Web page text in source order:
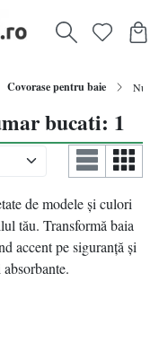
Covorase pentru baie
bucati: 1
de modele și culori
tău. Transformă baia
accent pe siguranță și